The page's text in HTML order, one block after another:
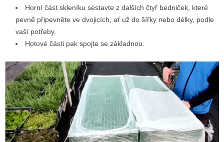
Horní část skleníku sestavte z dalších čtyř bedniček, které
pevně připevněte ve dvojicích, ať už do šířky nebo délky, podle
vaší potřeby.
Hotové části pak spojte se základnou.